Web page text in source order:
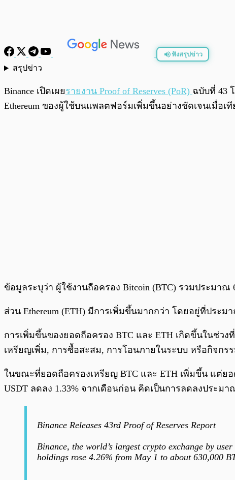
ฟังสรุปข่าว
สรุปข่าว
Binance เปิดเผยรายงาน Proof of Reserves (PoR) ฉบับที่ 43
Ethereum ของผู้ใช้บนแพลตฟอร์มเพิ่มขึ้นอย่างชัดเจนเมื่อเ
ข้อมูลระบุว่า ผู้ใช้งานถือครอง Bitcoin (BTC) รวมประมาณ
ส่วน Ethereum (ETH) มีการเพิ่มขึ้นมากกว่า โดยอยู่ที่ประม
การเพิ่มขึ้นของยอดถือครอง BTC และ ETH เกิดขึ้นในช่ว
เหรียญเพิ่ม, การซื้อสะสม, การโอนภายในระบบ หรือกิจกร
ในขณะที่ยอดถือครองเหรียญ BTC และ ETH เพิ่มขึ้น แต่ย
USDT ลดลง 1.33% จากเดือนก่อน คิดเป็นการลดลงประมา
Binance Releases 43rd Proof of Reserves Report
Binance, the world’s largest crypto exchange by
holdings rose 4.26% from May 1 to about 630,000